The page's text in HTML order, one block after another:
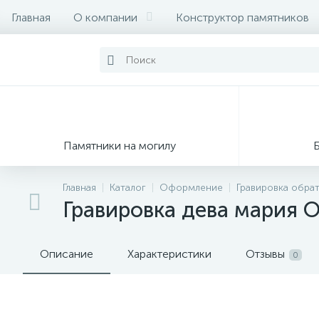
Главная О компании Конструктор памятников
Памятники на могилу
Главная Каталог Оформление Гравировка
Гравировка дева мария
Описание Характеристики Отзывы 0